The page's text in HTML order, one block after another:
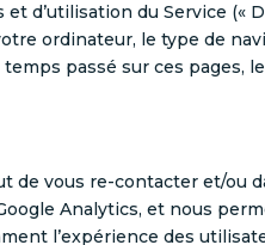
d’utilisation du Service («
ordinateur, le type de
passé sur ces pages,
vous re-contacter et/ou
Analytics, et nous
l’expérience des